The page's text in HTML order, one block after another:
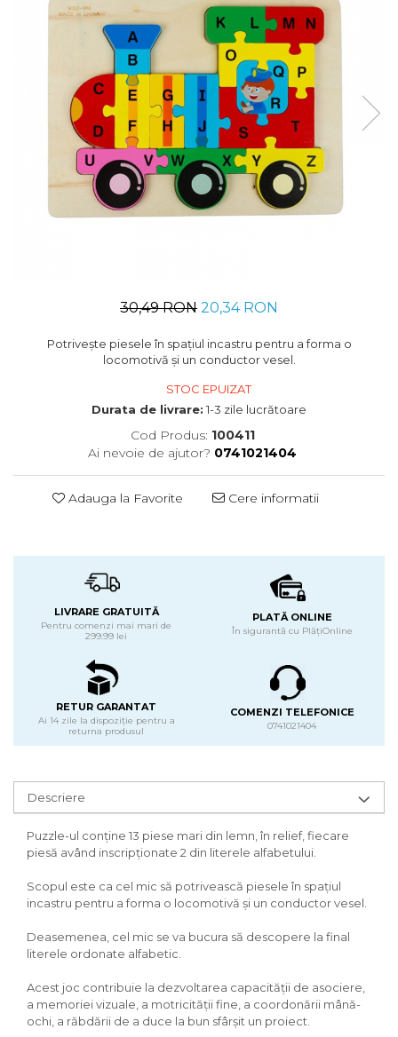
Usborne
30,49 RON 20,34 RON
Potriveşte piesele în spaţiul incastru pentru a forma o
locomotivă şi un conductor vesel.
STOC EPUIZAT
Durata de livrare: 1-3 zile lucrătoare
Cod Produs: 100411
Ai nevoie de ajutor? 0741021404
Adauga la Favorite Cere informatii
LIVRARE GRATUITĂ
Pentru comenzi mai mari de
299.99 lei
PLATĂ ONLINE
În sigurantă cu PlățiOnline
RETUR GARANTAT
Ai 14 zile la dispoziție pentru a
returna produsul
COMENZI TELEFONICE
0741021404
Descriere
Puzzle-ul conţine 13 piese mari din lemn, în relief, fiecare
piesă având inscripţionate 2 din literele alfabetului.
Scopul este ca cel mic să potrivească piesele în spaţiul
incastru pentru a forma o locomotivă şi un conductor vesel.
Deasemenea, cel mic se va bucura să descopere la final
literele ordonate alfabetic.
Acest joc contribuie la dezvoltarea capacităţii de asociere,
a memoriei vizuale, a motricităţii fine, a coordonării mână-
ochi, a răbdării de a duce la bun sfârşit un proiect.